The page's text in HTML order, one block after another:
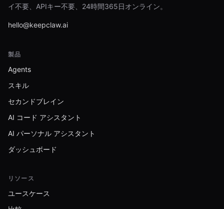
イ不要、APIキー不要、24時間365日オンライン。
hello@keepclaw.ai
製品
Agents
スキル
セカンドブレイン
AI コード アシスタント
AI パーソナル アシスタント
ダッシュボード
リソース
ユースケース